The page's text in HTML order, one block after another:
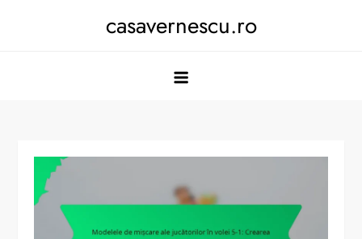
casavernescu.ro